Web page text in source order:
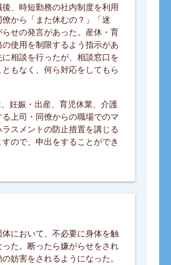
、時短勤務の社内制度を利用
から「また休むの？」「迷
せの発言があった。産休・育
使用を制限するよう指示があ
に相談を行ったが、相談窓口を
もなく、何ら対応をしてもら
妊娠・出産、育児休業、介護
上司・同僚からの職場でのマ
ラスメントの防止措置を講じる
ので、申出をすることができ
体において、不必要に身体を触
った。断ったら嫌がらせをされ
妨害をされるようになった。